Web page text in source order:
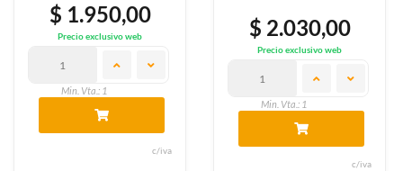
$ 1.950,00
Precio exclusivo web
Min. Vta.: 1
c/iva
$ 2.030,00
Precio exclusivo web
Min. Vta.: 1
c/iva